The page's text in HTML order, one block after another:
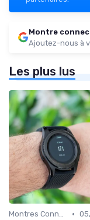
Montre
Ajoutez-nous à
Les plus lus
Montres Connectées pour Enfants •